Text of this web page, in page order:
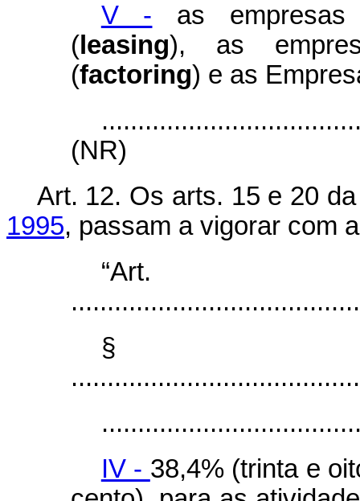
V - as empresas
( leasing), as
(factoring) e as
(NR)
Art. 12. Os arts. 15 e 20
1995, passam a vigorar com
§
IV - 38,4% (trinta e